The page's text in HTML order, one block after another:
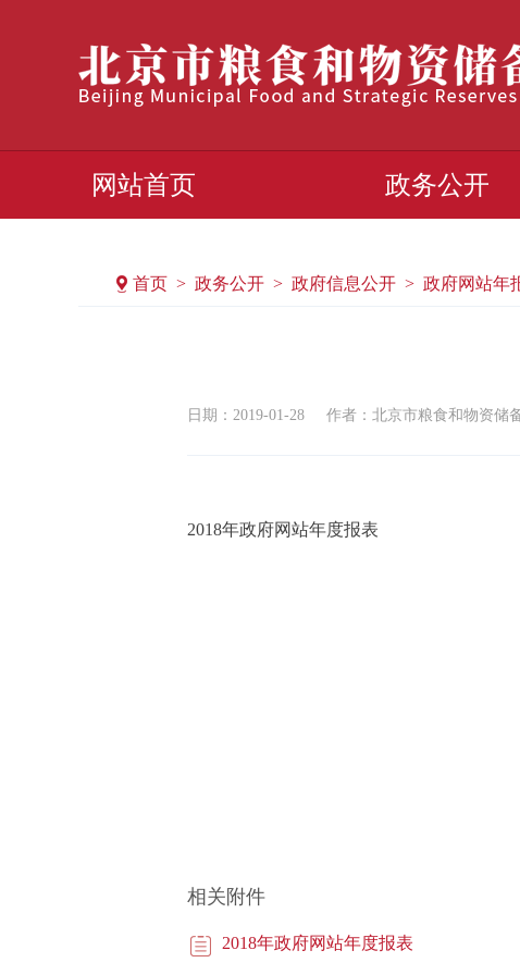
网站首页 政务公开
首页 > 政务公开 > 政府信息公开 > 政府网站年
日期：2019-01-28 作者：北京市粮食和物资储
2018年政府网站年度报表
相关附件
2018年政府网站年度报表